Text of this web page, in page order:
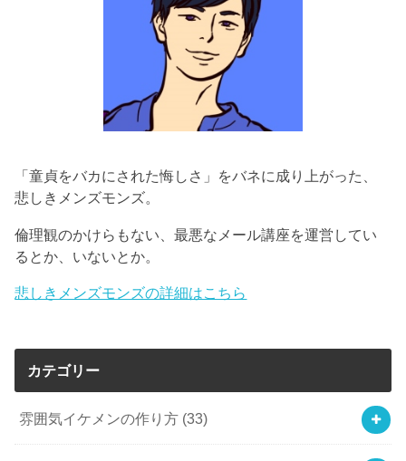
「童貞をバカにされた悔しさ」をバネに成り上がった、
悲しきメンズモンズ。
倫理観のかけらもない、最悪なメール講座を運営してい
るとか、いないとか。
悲しきメンズモンズの詳細はこちら
カテゴリー
雰囲気イケメンの作り方 (33)